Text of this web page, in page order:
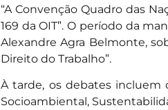
“A Convenção Quadro das
169 da OIT”. O período da
Alexandre Agra Belmonte,
Direito do Trabalho”.
À tarde, os debates incluem
Socioambiental,